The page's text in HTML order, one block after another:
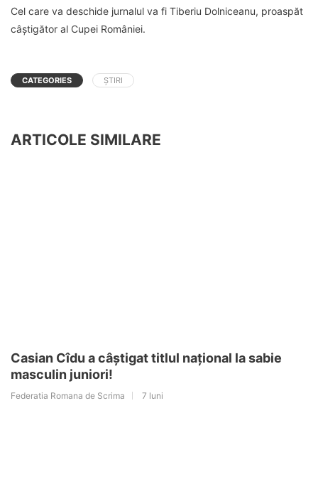
Cel care va deschide jurnalul va fi Tiberiu Dolniceanu, proaspăt
câștigător al Cupei României.
CATEGORIES ȘTIRI
ARTICOLE SIMILARE
Casian Cîdu a câștigat titlul național la sabie
masculin juniori!
Federatia Romana de Scrima 7 luni